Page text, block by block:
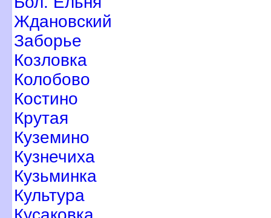
Ждановский
Заборье
Козловка
Колобово
Костино
Крутая
Куземино
Кузнечиха
Кузьминка
Культура